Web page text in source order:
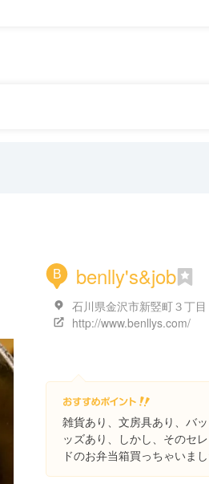
B benlly's&job
石川県金沢市新竪町３丁
http://www.benllys.com/
雑貨あり、文房具あり、バ
ッズあり、しかし、そのセ
ドのお弁当箱買っちゃいま